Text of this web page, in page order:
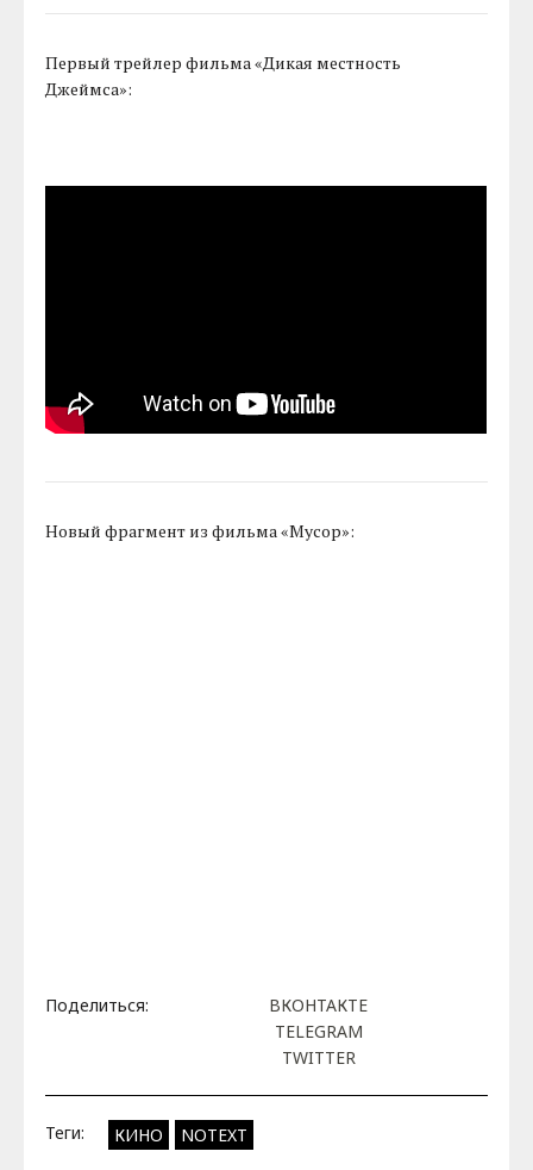
Первый трейлер фильма «Дикая местность
Джеймса»:
Новый фрагмент из фильма «Мусор»:
Поделиться:
ВКОНТАКТЕ
TELEGRAM
TWITTER
Теги: КИНО NOTEXT